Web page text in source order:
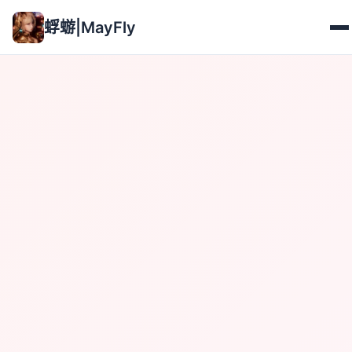
蜉蝣|MayFly